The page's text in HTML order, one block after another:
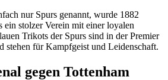
nur Spurs genannt, wurde 1882
ein stolzer Verein mit einer loyalen
Trikots der Spurs sind in der Premier
stehen für Kampfgeist und Leidenschaft.
gegen Tottenham